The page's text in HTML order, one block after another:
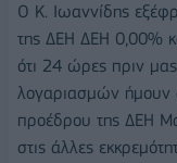
Ο Κ. Ιωαννίδης
της ΔΕΗ ΔΕΗ 0,00%
ότι 24 ώρες πριν
λογαριασμών ήμουν
προέδρου της ΔΕΗ
στις άλλες